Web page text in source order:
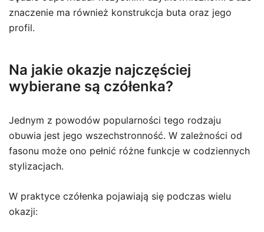
znaczenie ma również konstrukcja buta oraz jego
profil.
Na jakie okazje najczęściej
wybierane są czółenka?
Jednym z powodów popularności tego rodzaju
obuwia jest jego wszechstronność. W zależności od
fasonu może ono pełnić różne funkcje w codziennych
stylizacjach.
W praktyce czółenka pojawiają się podczas wielu
okazji: